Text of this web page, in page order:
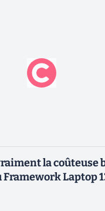
la coûteuse
Framework Laptop